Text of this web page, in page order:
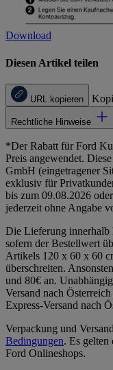
Download
Diesen Artikel teilen
URL kopieren
Rechtliche Hinweise
*Der Rabatt für Ford
Preis angewendet.
GmbH (eingetragener
exklusiv für
bis zum 09.08.2026
jederzeit ohne Angabe
Die Lieferung innerhalb
sofern der Bestellwert
Artikels 120 x 60 x 60
überschreiten.
und 80€ an.
Versand nach
Express-Versand nach
Verpackung und
Bedingungen. Es gelten
Ford Onlineshops.